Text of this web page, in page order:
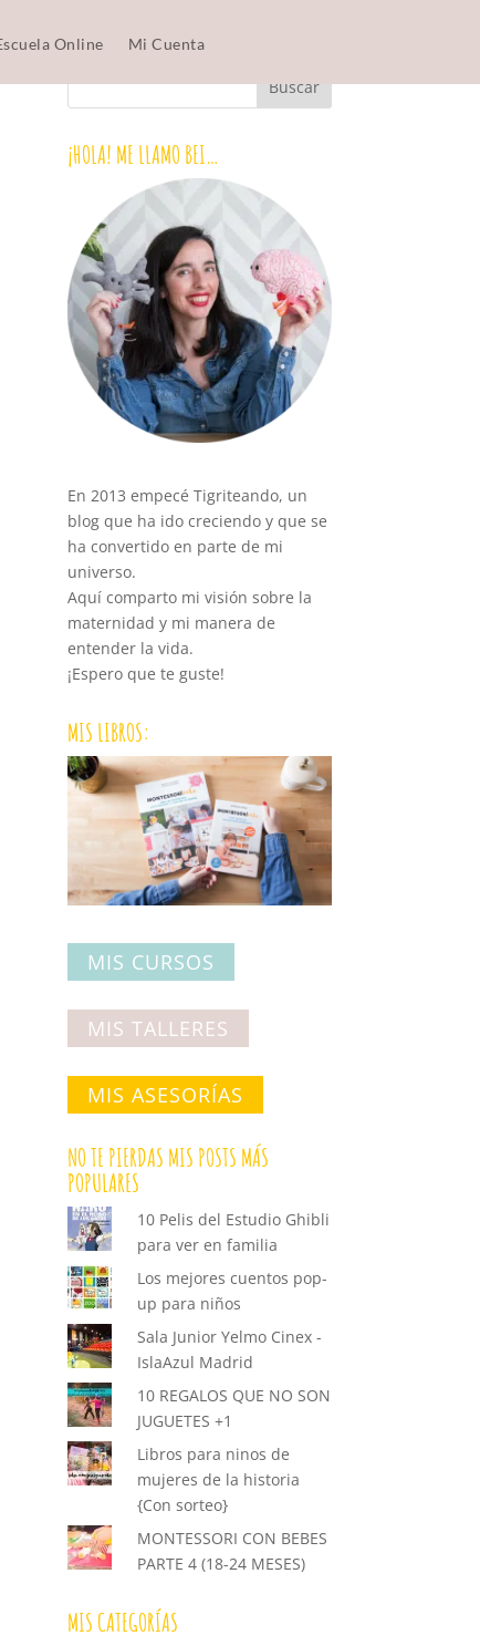
Online Mi Cuenta
¡HOLA! ME LLAMO BEI…
En 2013 empecé Tigriteando, un
blog que ha ido creciendo y que se
ha convertido en parte de mi
universo.
Aquí comparto mi visión sobre la
maternidad y mi manera de
entender la vida.
¡Espero que te guste!
MIS LIBROS:
MIS CURSOS
MIS TALLERES
MIS ASESORÍAS
NO TE PIERDAS MIS POSTS MÁS
POPULARES
10 Pelis del Estudio Ghibli
para ver en familia
Los mejores cuentos pop-
up para niños
Sala Junior Yelmo Cinex -
IslaAzul Madrid
10 REGALOS QUE NO SON
JUGUETES +1
Libros para ninos de
mujeres de la historia
{Con sorteo}
MONTESSORI CON BEBES
PARTE 4 (18-24 MESES)
MIS CATEGORÍAS